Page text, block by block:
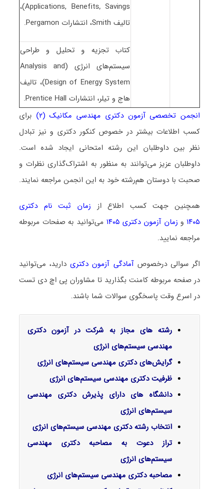
Applications, Benefits, Savings)،
تالیف Smith، انتشارات Pergamon.
کتاب تجزیه و تحلیل و طراحی
سیستم‌های انرژی (Analysis and
Design of Energy System)، تالیف
هاج و تیلر، انتشارات Prentice Hall.
انجمن تخصصی آزمون دکتری مهندسی مکانیک (۲)
برای
کسب اطلاعات بیشتر در خصوص کنکور دکتری و نیز تبادل
نظر بین داوطلبان این رشته امتحانی ایجاد شده است.
داوطلبان عزیز می‌توانند به منظور به اشتراک‌گذاری نظرات و
صحبت با دوستان هم‌رشته خود به این انجمن مراجعه نمایند.
همچنین جهت کسب اطلاع از زمان ثبت نام دکتری
۱۴۰۵ و زمان آزمون دکتری ۱۴۰۵
می‌توانید به صفحات مربوطه
مراجعه نمایید.
اگر سوالی درخصوصآمادگی آزمون دکتری دارید، می‌توانید
در صفحه مربوطه کامنت بگذارید تا مشاوران پی اچ دی تست
در اسرع وقت پاسخگوی سوالات شما باشند.
رشته های مجاز به شرکت در آزمون دکتری
مهندسی سیستم‌های انرژی
گرایش‌های دکتری مهندسی سیستم‌های انرژی
ظرفیت دکتری مهندسی سیستم‌های انرژی
دانشگاه های دارای پذیرش دکتری مهندسی
سیستم‌های انرژی
انتخاب رشته دکتری مهندسی سیستم‌های انرژی
تراز دعوت به مصاحبه دکتری مهندسی
سیستم‌های انرژی
مصاحبه دکتری مهندسی سیستم‌های انرژی